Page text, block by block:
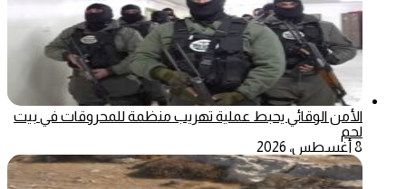
الأمن الوقائي يحبط عملية تهريب منظمة للمحروقات في بيت
لحم
8 أغسطس، 2026